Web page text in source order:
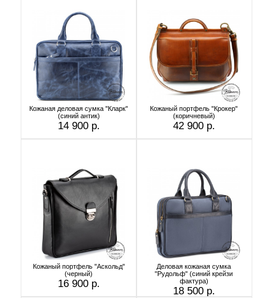
Кожаная деловая сумка "Кларк"
(синий антик)
14 900 р.
Кожаный портфель "Крокер"
(коричневый)
42 900 р.
Кожаный портфель "Аскольд"
(черный)
16 900 р.
Деловая кожаная сумка
"Рудольф" (синий крейзи
фактура)
18 500 р.